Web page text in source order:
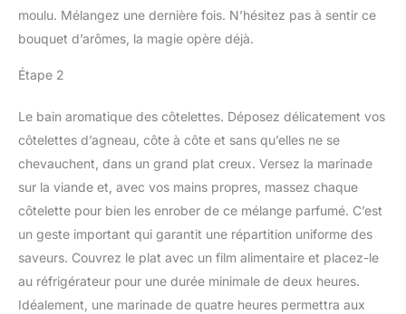
moulu. Mélangez une dernière fois. N’hésitez pas à sentir ce
bouquet d’arômes, la magie opère déjà.
Étape 2
Le bain aromatique des côtelettes. Déposez délicatement vos
côtelettes d’agneau, côte à côte et sans qu’elles ne se
chevauchent, dans un grand plat creux. Versez la marinade
sur la viande et, avec vos mains propres, massez chaque
côtelette pour bien les enrober de ce mélange parfumé. C’est
un geste important qui garantit une répartition uniforme des
saveurs. Couvrez le plat avec un film alimentaire et placez-le
au réfrigérateur pour une durée minimale de deux heures.
Idéalement, une marinade de quatre heures permettra aux